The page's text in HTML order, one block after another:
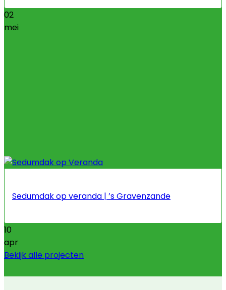
02
mei
Sedumdak op veranda | ’s Gravenzande
10
apr
Bekijk alle projecten